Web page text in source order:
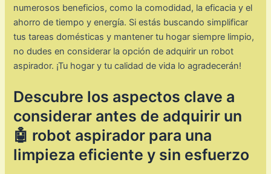
numerosos beneficios, como la comodidad, la eficacia y el
ahorro de tiempo y energía. Si estás buscando simplificar
tus tareas domésticas y mantener tu hogar siempre limpio,
no dudes en considerar la opción de adquirir un robot
aspirador. ¡Tu hogar y tu calidad de vida lo agradecerán!
Descubre los aspectos clave a
considerar antes de adquirir un
🤖 robot aspirador para una
limpieza eficiente y sin esfuerzo